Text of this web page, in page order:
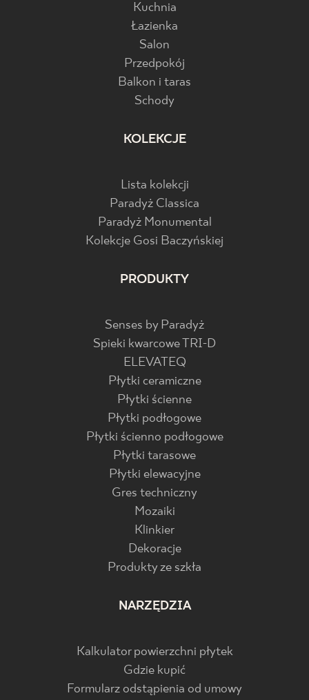
Kuchnia
Łazienka
Salon
Przedpokój
Balkon i taras
Schody
KOLEKCJE
Lista kolekcji
Paradyż Classica
Paradyż Monumental
Kolekcje Gosi Baczyńskiej
PRODUKTY
Senses by Paradyż
Spieki kwarcowe TRI-D
ELEVATEQ
Płytki ceramiczne
Płytki ścienne
Płytki podłogowe
Płytki ścienno podłogowe
Płytki tarasowe
Płytki elewacyjne
Gres techniczny
Mozaiki
Klinkier
Dekoracje
Produkty ze szkła
NARZĘDZIA
Kalkulator powierzchni płytek
Gdzie kupić
Formularz odstąpienia od umowy